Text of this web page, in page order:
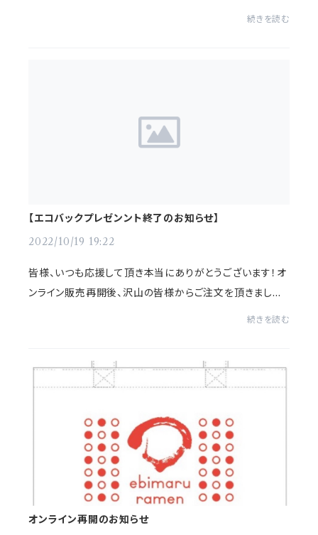
の運送会社の運賃値上げに伴い現状の配送料を維持して
続きを読む
【エコバックプレゼンント終了のお知らせ】
2022/10/19 19:22
皆様、いつも応援して頂き本当にありがとうございます！オ
ンライン販売再開後、沢山の皆様からご注文を頂きました。
感謝感謝でございます！！再開に伴い、先着２０名様に海老
続きを読む
オンライン再開のお知らせ